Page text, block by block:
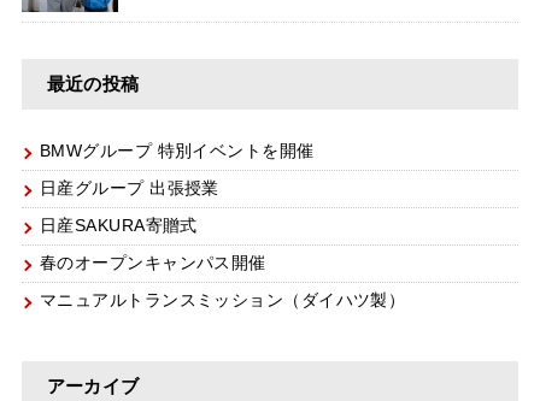
最近の投稿
BMWグループ 特別イベントを開催
日産グループ 出張授業
日産SAKURA寄贈式
春のオープンキャンパス開催
マニュアルトランスミッション（ダイハツ製）
アーカイブ